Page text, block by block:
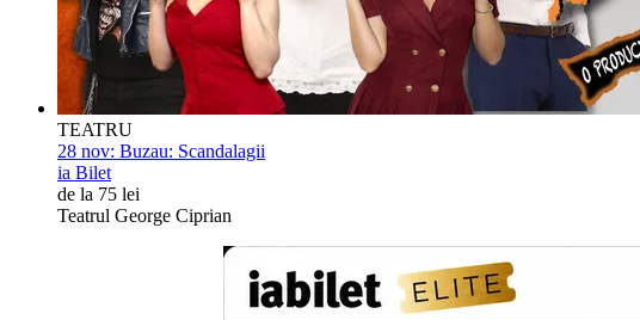
TEATRU
28 nov: Buzau: Scandalagii
ia Bilet
de la 75 lei
Teatrul George Ciprian